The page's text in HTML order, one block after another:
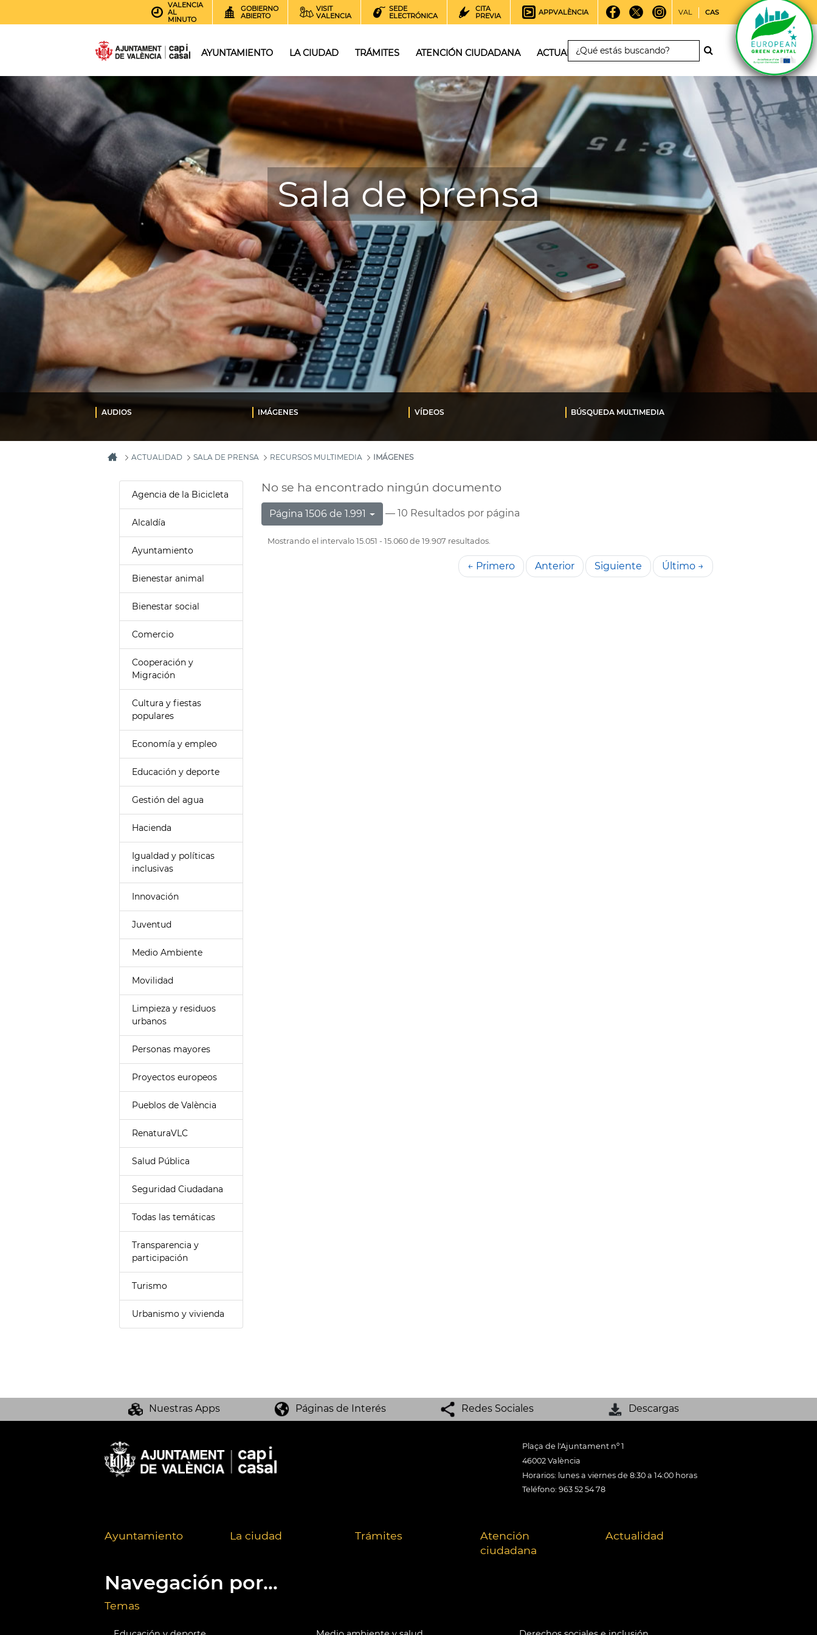
VALENCIA
AL
MINUTO
GOBIERNO
ABIERTO
VISIT
VALENCIA
SEDE
ELECTRÓNICA
CITA
PREVIA
APPVALÈNCIA VAL CAS
AYUNTAMIENTO LA CIUDAD TRÁMITES ATENCIÓN CIUDADANA ACTUALIDAD
Sala de prensa
AUDIOS IMÁGENES VÍDEOS BÚSQUEDA MULTIMEDIA
ACTUALIDAD SALA DE PRENSA RECURSOS MULTIMEDIA IMÁGENES
Agencia de la Bicicleta
Alcaldía
Ayuntamiento
Bienestar animal
Bienestar social
Comercio
Cooperación y
Migración
Cultura y fiestas
populares
Economía y empleo
Educación y deporte
Gestión del agua
Hacienda
Igualdad y políticas
inclusivas
Innovación
Juventud
Medio Ambiente
Movilidad
Limpieza y residuos
urbanos
Personas mayores
Proyectos europeos
Pueblos de València
RenaturaVLC
Salud Pública
Seguridad Ciudadana
Todas las temáticas
Transparencia y
participación
Turismo
Urbanismo y vivienda
No se ha encontrado ningún documento
Página 1506 de 1.991 — 10 Resultados por página
Mostrando el intervalo 15.051 - 15.060 de 19.907 resultados.
← Primero Anterior Siguiente Último →
Nuestras Apps Páginas de Interés Redes Sociales Descargas
Plaça de l'Ajuntament nº 1
46002 València
Horarios: lunes a viernes de 8:30 a 14:00 horas
Teléfono: 963 52 54 78
Ayuntamiento La ciudad Trámites
Atención
ciudadana
Actualidad
Navegación por...
Temas